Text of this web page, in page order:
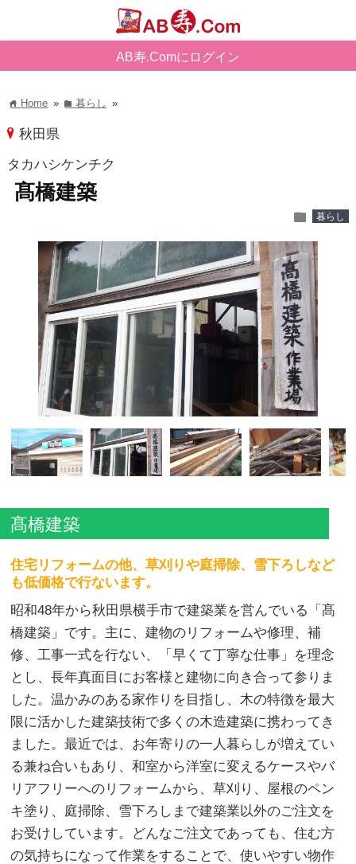
AB寿.Comにログイン
home Home » folder暮らし »
pin秋田県
タカハシケンチク
髙橋建築
folder 暮らし
髙橋建築
住宅リフォームの他、草刈りや庭掃除、雪下ろしなど
も低価格で行ないます。
昭和48年から秋田県横手市で建築業を営んでいる「髙
橋建築」です。主に、建物のリフォームや修理、補
修、工事一式を行ない、「早くて丁寧な仕事」を理念
とし、長年真面目にお客様と建物に向き合って参りま
した。温かみのある家作りを目指し、木の特徴を最大
限に活かした建築技術で多くの木造建築に携わってき
ました。最近では、お年寄りの一人暮らしが増えてい
る兼ね合いもあり、和室から洋室に変えるケースやバ
リアフリーへのリフォームから、草刈り、屋根のペン
キ塗り、庭掃除、雪下ろしまで建築業以外のご注文を
お受けしています。どんなご注文であっても、住む方
の気持ちになって作業をすることで、使いやすい物作